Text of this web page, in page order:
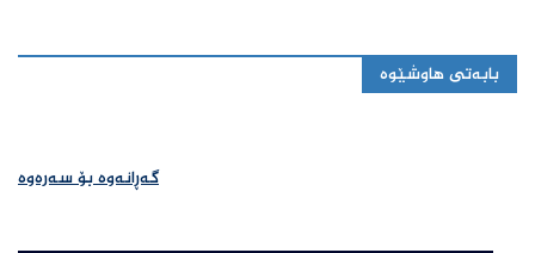
بابەتی هاوشێوە
گەڕانەوە بۆ سەرەوە